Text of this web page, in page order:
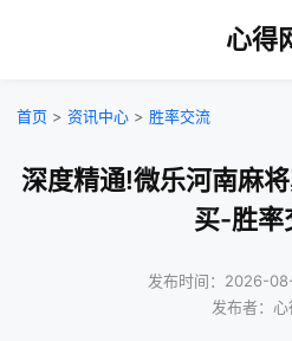
心得
首页 > 资讯中心 > 胜率交流
深度精通!微乐河南麻
买-胜率
发布时间：2026-
发布者：心